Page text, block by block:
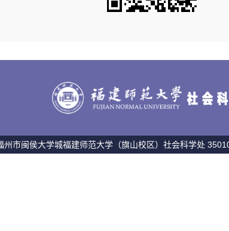
州市闽侯大学城福建师范大学（旗山校区）社会科学处